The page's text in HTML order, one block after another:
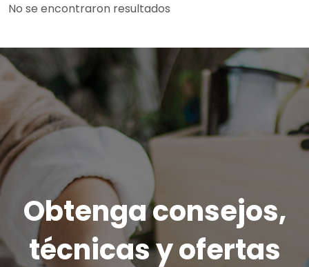
No se encontraron resultados
Obtenga consejos,
técnicas y ofertas